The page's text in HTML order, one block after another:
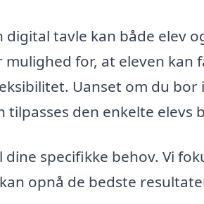
tavle kan både elev
for, at eleven kan
Uanset om du bor i
den enkelte elevs
specifikke behov. Vi
opnå de bedste